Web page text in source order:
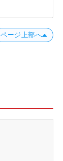
ページ上部へ